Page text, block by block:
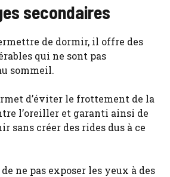
secondaires
de dormir, il offre des
qui ne sont pas
sommeil.
d’éviter le frottement de la
l’oreiller et garanti ainsi de
sans créer des rides dus à ce
ne pas exposer les yeux à des